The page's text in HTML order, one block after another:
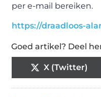
per e-mail bereiken.
https://draadloos-
Goed artikel? Deel
X (Twitter)